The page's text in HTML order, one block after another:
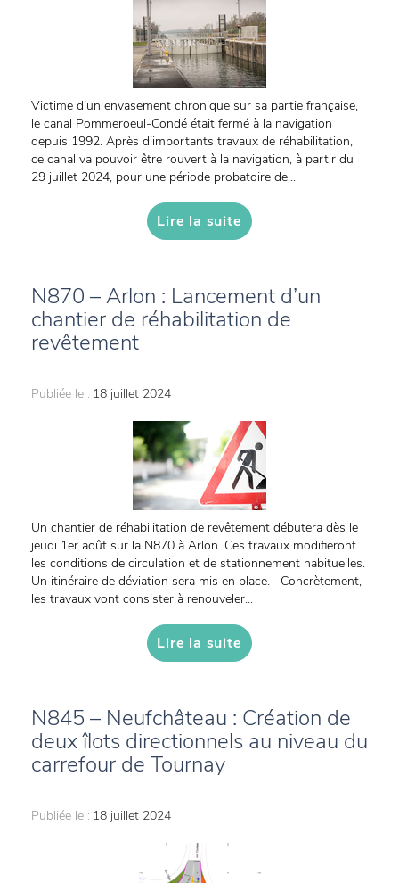
Victime d’un envasement chronique sur sa partie française,
le canal Pommeroeul-Condé était fermé à la navigation
depuis 1992. Après d’importants travaux de réhabilitation,
ce canal va pouvoir être rouvert à la navigation, à partir du
29 juillet 2024, pour une période probatoire de...
Lire la suite
N870 – Arlon : Lancement d’un
chantier de réhabilitation de
revêtement
Publiée le : 18 juillet 2024
Un chantier de réhabilitation de revêtement débutera dès le
jeudi 1er août sur la N870 à Arlon. Ces travaux modifieront
les conditions de circulation et de stationnement habituelles.
Un itinéraire de déviation sera mis en place. Concrètement,
les travaux vont consister à renouveler...
Lire la suite
N845 – Neufchâteau : Création de
deux îlots directionnels au niveau du
carrefour de Tournay
Publiée le : 18 juillet 2024